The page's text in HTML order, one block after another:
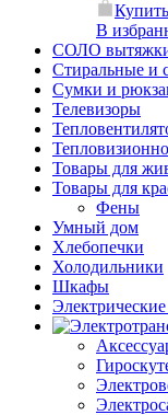
В
СОЛО
Стиральные и
Сумки и
Телевизоры
Товары для
Товары для
Фены
Умный дом
Хлебопечки
Холодильники
Шкафы